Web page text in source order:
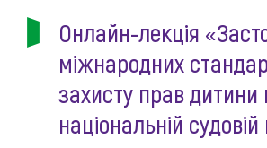
PRAVOKATOR.Одеса
Заходи
Майбутні
Новини
Події
Статті
Онлайн-лекція
міжнародних
захисту прав дитини
національній